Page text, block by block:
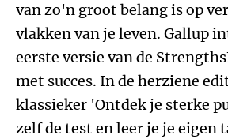
van zo'n groot belang is op
vlakken van je leven. Gallup
eerste versie van de
met succes. In de herziene
klassieker 'Ontdek je sterke
zelf de test en leer je je eigen